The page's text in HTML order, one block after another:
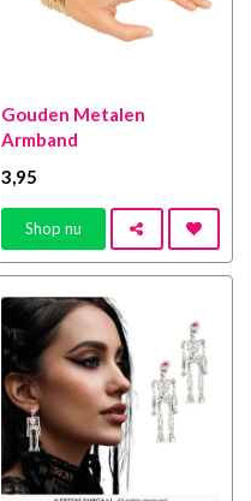
Gouden Metalen
Armband
3 ,95
Shop nu